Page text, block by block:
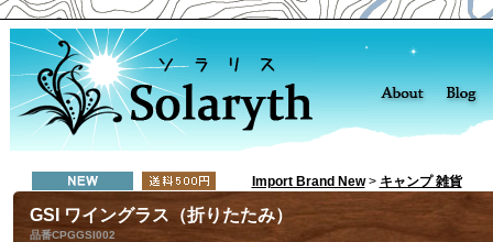
Import Brand New> キャンプ 雑貨
GSI ワイングラス（折りたたみ）
品番CPGGSI002